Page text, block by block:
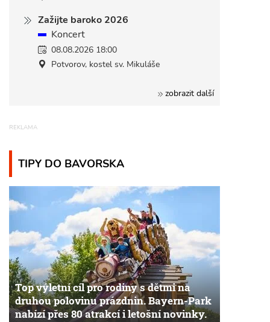
Zažijte baroko 2026
Koncert
08.08.2026 18:00
Potvorov, kostel sv. Mikuláše
zobrazit další
TIPY DO BAVORSKA
Top výletní cíl pro rodiny s dětmi na
druhou polovinu prázdnin. Bayern-Park
nabízí přes 80 atrakcí i letošní novinky.